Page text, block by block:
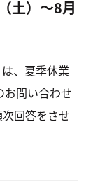
土）～8月
、夏季休業
お問い合わせ
回答をさせ